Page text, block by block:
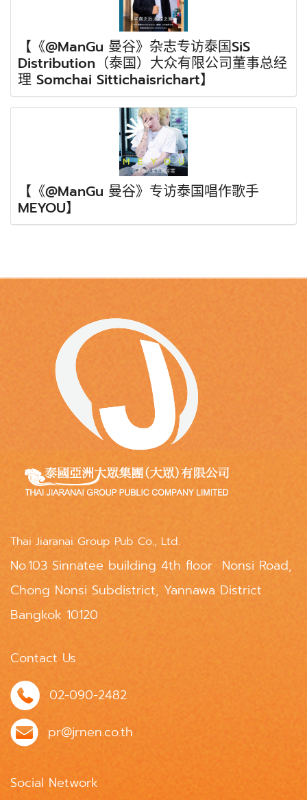
【《@ManGu 曼谷》杂志专访泰国SiS
Distribution（泰国）大众有限公司董事总经
理 Somchai Sittichaisrichart】
【《@ManGu 曼谷》专访泰国唱作歌手
MEYOU】
Thai Jiaranai Group Pub Co., Ltd.
No.103 Sinnatee building 4th floor Nonsi Road,
Chong Nonsi Subdistrict, Yannawa District
Bangkok 10120
Contact Us
02-090-2482
pr@jrnen.co.th
Social Network